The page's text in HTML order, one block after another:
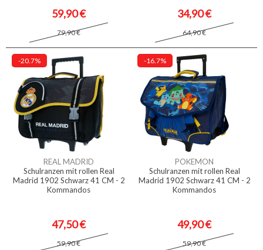
59,90 €
79,90 €
34,90 €
64,90 €
-20.7%
REAL MADRID
Schulranzen mit rollen Real
Madrid 1902 Schwarz 41 CM - 2
Kommandos
47,50 €
59,90 €
-16.7%
POKEMON
Schulranzen mit rollen Real
Madrid 1902 Schwarz 41 CM - 2
Kommandos
49,90 €
59,90 €